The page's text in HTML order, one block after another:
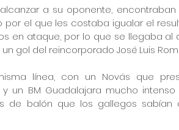
a su oponente,
por el que les costaba igualar el
en ataque, por lo que se llegaba al
gol del reincorporado José Luis
línea, con un Novás que
un BM Guadalajara mucho
de balón que los gallegos sabían